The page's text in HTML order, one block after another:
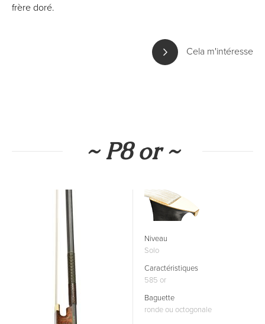
frère doré.
Cela m'intéresse
~ P8 or ~
Niveau
Solo
Caractéristiques
585 or
Baguette
ronde ou octogonale